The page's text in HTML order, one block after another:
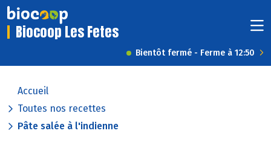
Biocoop Les Fetes
Bientôt fermé - Ferme à 12:50
Accueil
Toutes nos recettes
Pâte salée à l'indienne